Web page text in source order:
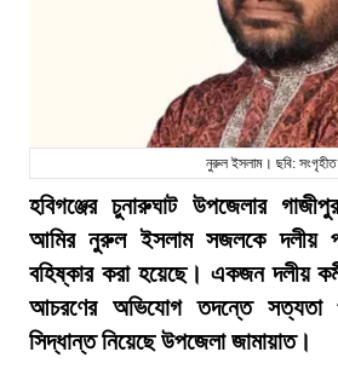
নুরুল ইসলাম। ছবি: সংগৃহীত
হবিগঞ্জের চুনারুঘাট উপজেলার
আমির নুরুল ইসলাম সজলকে দলীয়
বহিষ্কার করা হয়েছে। একজন দলীয়
আচরণের অভিযোগ তদন্তে সত্যতা
সিদ্ধান্ত নিয়েছে উপজেলা জামায়াত।